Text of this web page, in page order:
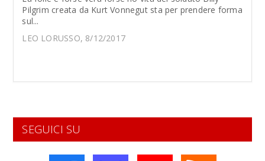
Pilgrim creata da Kurt Vonnegut sta per prendere forma
sul...
LEO LORUSSO, 8/12/2017
SEGUICI SU